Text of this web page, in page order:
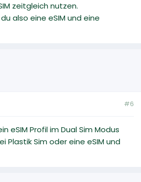
zeitgleich nutzen.
also eine eSIM und eine
#6
eSIM Profil im Dual Sim Modus
Plastik Sim oder eine eSIM und